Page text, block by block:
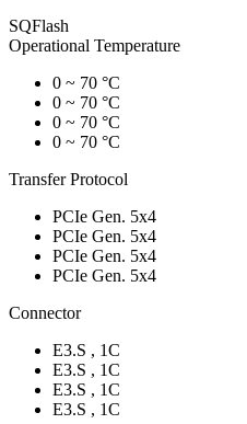
SQFlash
Operational Temperature
0 ~ 70 °C
0 ~ 70 °C
0 ~ 70 °C
0 ~ 70 °C
Transfer Protocol
PCIe Gen. 5x4
PCIe Gen. 5x4
PCIe Gen. 5x4
PCIe Gen. 5x4
Connector
E3.S , 1C
E3.S , 1C
E3.S , 1C
E3.S , 1C